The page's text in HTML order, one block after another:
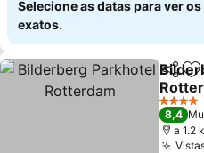
Selecione as datas para ver
exatos.
4 Estrelas
8,4
a 1.2